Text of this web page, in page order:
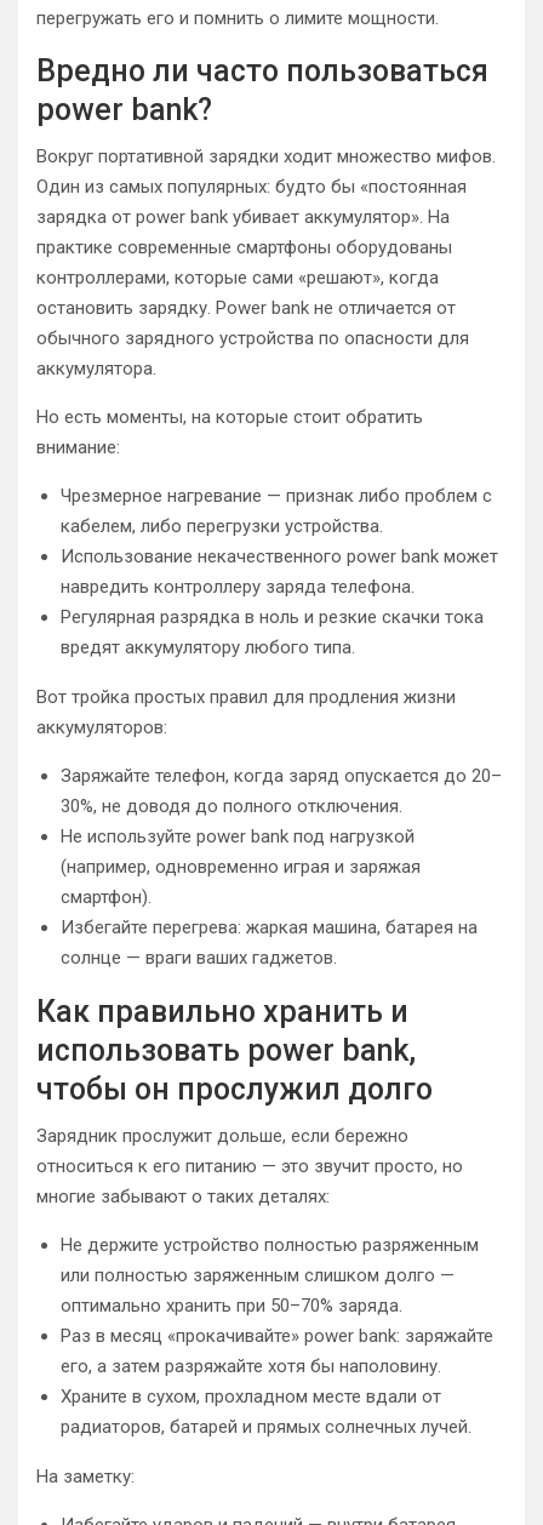
перегружать его и помнить о лимите мощности.
Вредно ли часто пользоваться
power bank?
Вокруг портативной зарядки ходит множество мифов.
Один из самых популярных: будто бы «постоянная
зарядка от power bank убивает аккумулятор». На
практике современные смартфоны оборудованы
контроллерами, которые сами «решают», когда
остановить зарядку. Power bank не отличается от
обычного зарядного устройства по опасности для
аккумулятора.
Но есть моменты, на которые стоит обратить
внимание:
Чрезмерное нагревание — признак либо проблем с
кабелем, либо перегрузки устройства.
Использование некачественного power bank может
навредить контроллеру заряда телефона.
Регулярная разрядка в ноль и резкие скачки тока
вредят аккумулятору любого типа.
Вот тройка простых правил для продления жизни
аккумуляторов:
Заряжайте телефон, когда заряд опускается до 20–
30%, не доводя до полного отключения.
Не используйте power bank под нагрузкой
(например, одновременно играя и заряжая
смартфон).
Избегайте перегрева: жаркая машина, батарея на
солнце — враги ваших гаджетов.
Как правильно хранить и
использовать power bank,
чтобы он прослужил долго
Зарядник прослужит дольше, если бережно
относиться к его питанию — это звучит просто, но
многие забывают о таких деталях:
Не держите устройство полностью разряженным
или полностью заряженным слишком долго —
оптимально хранить при 50–70% заряда.
Раз в месяц «прокачивайте» power bank: заряжайте
его, а затем разряжайте хотя бы наполовину.
Храните в сухом, прохладном месте вдали от
радиаторов, батарей и прямых солнечных лучей.
На заметку: